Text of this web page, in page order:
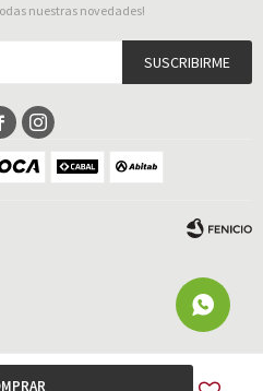
nuestras novedades!
SUSCRIBIRME
